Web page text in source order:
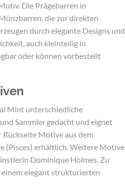
Die Prägebarren in
die zur direkten
durch elegante Designs und
auch kleinteilig in
oder können vorbestellt
Mint unterschiedliche
Sammler gedacht und eignet
Rückseite Motive aus dem
(Pisces) erhältlich. Weitere Motive
Dominique Holmes. Zu
einem elegant strukturierten